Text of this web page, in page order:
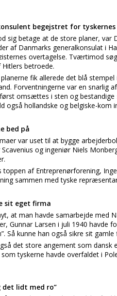
begejstret for
sig betage at de store planer, var
af Danmarks generalkonsulat i
overtagelse. Tværtimod
betroede.
fik allerede det blå
Forventningerne var en snarlig
omsættes i sten og bestandige
også hollandske og belgiske-kom
bed på
var uset til at bygge
og ingeniør Niels
toppen af Entreprenørforening,
sammen med tyske
sit eget firma
at man havde samarbejde med
Gunnar Larsen i juli 1940 havde
Så kunne han også sikre sit gamle
det store angement som dansk
tyskerne havde overfaldet i
det lidt med ro”